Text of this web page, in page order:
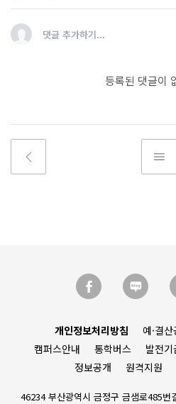
댓글 추가하기...
등록된 댓글이
개인정보처리방침 예·결
캠퍼스안내
통학버스 발전기
정보공개
원격지원
46234 부산광역시 금정구 금샘로485번